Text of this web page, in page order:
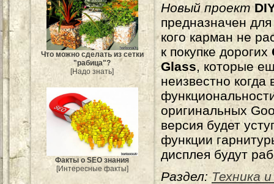
Что можно сделать из сетки
"рабица"?
[Надо знать]
Факты о SEO знания
[Интересные факты]
Новый проект
предназначен для
кого карман не
к покупке дорогих
Glass, которые
неизвестно когда
оригинальных
версия будет
функции
дисплея будут
Раздел: Техника